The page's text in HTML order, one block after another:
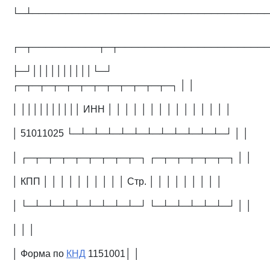
├─┘││││││││││└─┘
┌─┬─┬─┬─┬─┬─┬─┬─┬─┬─┬─┬─┐ │ │
│ ││││││││││ ИНН │ │ │ │ │ │ │ │ │ │ │ │ │ │ │
│ 51011025 └─┴─┴─┴─┴─┴─┴─┴─┴─┴─┴─┴─┘ │ │
│ ┌─┬─┬─┬─┬─┬─┬─┬─┬─┐ ┌─┬─┬─┬─┬─┬─┐ │ │
│ КПП │ │ │ │ │ │ │ │ │ │ Стр. │ │ │ │ │ │ │ │ │
│ └─┴─┴─┴─┴─┴─┴─┴─┴─┘ └─┴─┴─┴─┴─┴─┘ │ │
│ Форма по КНД 1151001│ │